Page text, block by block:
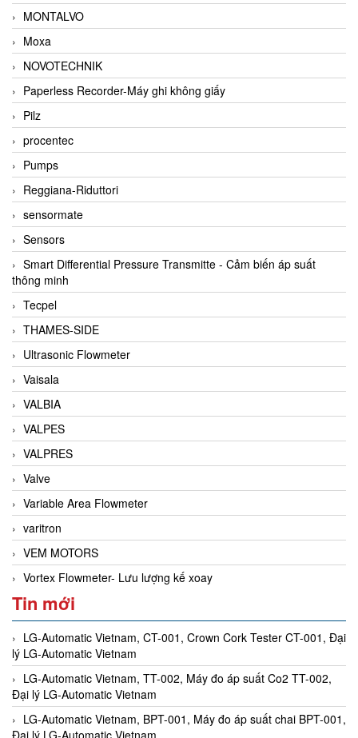
MONTALVO
Moxa
NOVOTECHNIK
Paperless Recorder-Máy ghi không giấy
Pilz
procentec
Pumps
Reggiana-Riduttori
sensormate
Sensors
Smart Differential Pressure Transmitte - Cảm biến áp suất
thông minh
Tecpel
THAMES-SIDE
Ultrasonic Flowmeter
Vaisala
VALBIA
VALPES
VALPRES
Valve
Variable Area Flowmeter
varitron
VEM MOTORS
Vortex Flowmeter- Lưu lượng kế xoay
Tin mới
LG-Automatic Vietnam, CT-001, Crown Cork Tester CT-001, Đại
lý LG-Automatic Vietnam
LG-Automatic Vietnam, TT-002, Máy đo áp suất Co2 TT-002,
Đại lý LG-Automatic Vietnam
LG-Automatic Vietnam, BPT-001, Máy đo áp suất chai BPT-001,
Đại lý LG-Automatic Vietnam